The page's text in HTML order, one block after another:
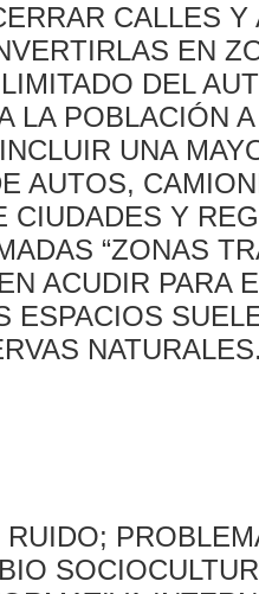
CALLES
EN
DEL
LA POBLACIÓN
UNA
AUTOS,
CIUDADES Y
“ZONAS
ACUDIR PARA
ESPACIOS